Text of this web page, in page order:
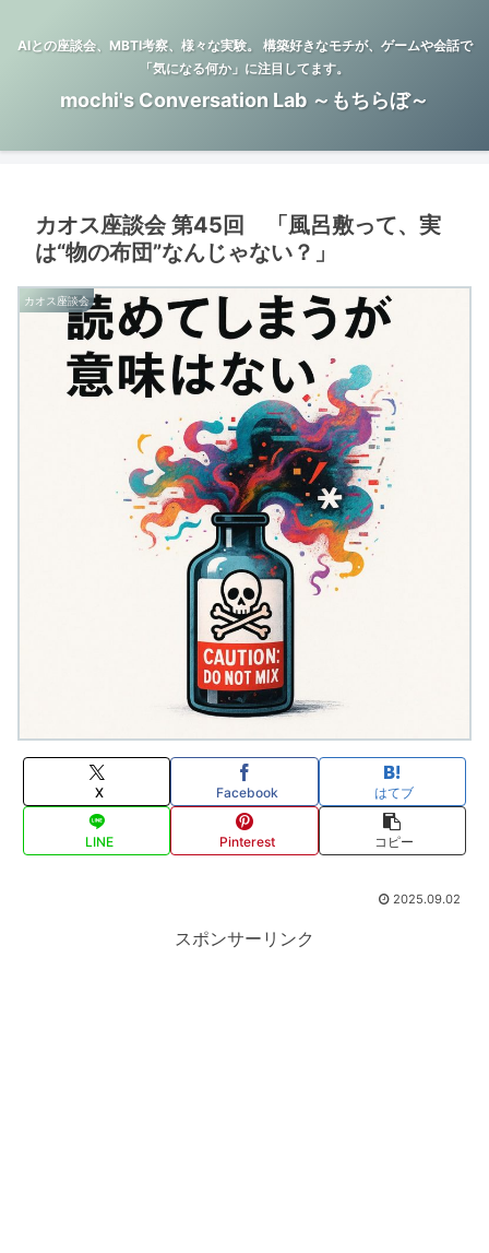
AIとの座談会、MBTI考察、様々な実験。 構築好きなモチが、ゲームや会話で
「気になる何か」に注目してます。
mochi's Conversation Lab ～もちらぼ～
カオス座談会 第45回 「風呂敷って、実
は“物の布団”なんじゃない？」
カオス座談会
X Facebook はてブ
LINE Pinterest コピー
2025.09.02
スポンサーリンク